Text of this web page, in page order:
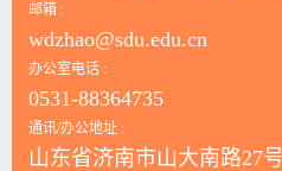
邮箱 :
wdzhao@sdu.edu.cn
办公室电话 :
0531-88364735
通讯/办公地址 :
山东省济南市山大南路27